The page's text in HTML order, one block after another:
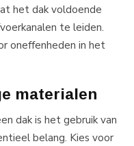
het dak voldoende
te leiden.
oneffenheden in het
materialen
dak is het gebruik van
belang. Kies voor